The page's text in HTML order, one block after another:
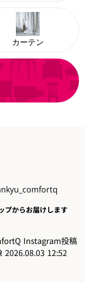
カーテン
プからお届けします